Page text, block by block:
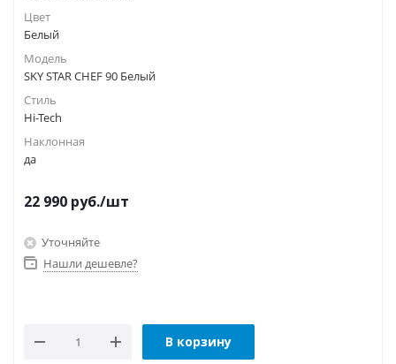
Цвет
Белый
Модель
SKY STAR CHEF 90 Белый
Стиль
Hi-Tech
Наклонная
да
22 990 руб./шт
Уточняйте
Нашли дешевле?
В корзину